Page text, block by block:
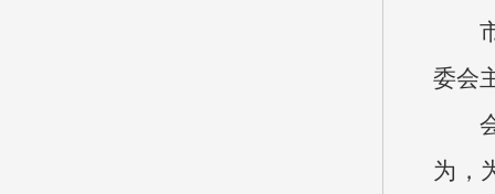
委会
为，